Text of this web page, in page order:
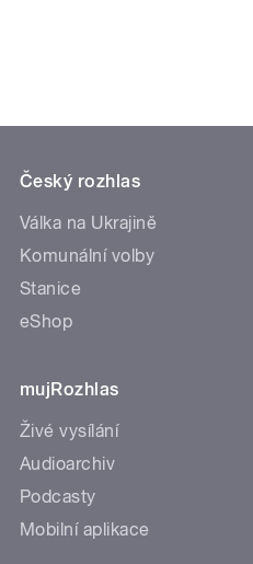
Český rozhlas
Válka na Ukrajině
Komunální volby
Stanice
eShop
mujRozhlas
Živé vysílání
Audioarchiv
Podcasty
Mobilní aplikace